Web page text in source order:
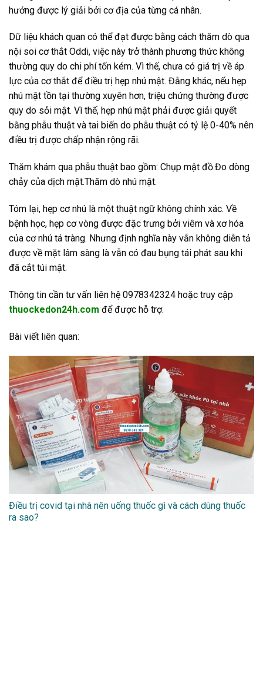
hướng được lý giải bởi cơ địa của từng cá nhân.
Dữ liệu khách quan có thể đạt được bằng cách thăm dò qua
nội soi cơ thắt Oddi, việc này trở thành phương thức không
thường quy do chi phí tốn kém. Vì thế, chưa có giá trị về áp
lực của cơ thắt để điều trị hẹp nhú mật. Đằng khác, nếu hẹp
nhú mật tồn tại thường xuyên hơn, triệu chứng thường được
quy do sỏi mật. Vì thế, hẹp nhú mật phải được giải quyết
bằng phẫu thuật và tai biến do phẫu thuật có tỷ lệ 0-40% nên
điều trị được chấp nhận rộng rãi.
Thăm khám qua phẫu thuật bao gồm: Chụp mật đồ.Đo dòng
chảy của dịch mật.Thăm dò nhú mật.
Tóm lại, hẹp cơ nhú là một thuật ngữ không chính xác. Về
bệnh học, hẹp cơ vòng được đặc trưng bởi viêm và xơ hóa
của cơ nhú tá tràng. Nhưng định nghĩa này vẫn không diễn tả
được về mặt lâm sàng là vẫn có đau bụng tái phát sau khi
đã cắt túi mật.
Thông tin cần tư vấn liên hệ 0978342324 hoặc truy cập
thuockedon24h.com để được hỗ trợ.
Bài viết liên quan:
Điều trị covid tại nhà nên uống thuốc gì và cách dùng thuốc
ra sao?